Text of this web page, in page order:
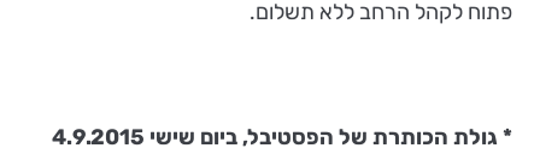
פתוח לקהל הרחב ללא תשלום.
* גולת הכותרת של הפסטיבל, ביום שישי 4.9.2015